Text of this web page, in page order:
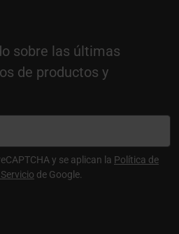
sobre las últimas
de productos y
y se aplican la Política de
de Google.